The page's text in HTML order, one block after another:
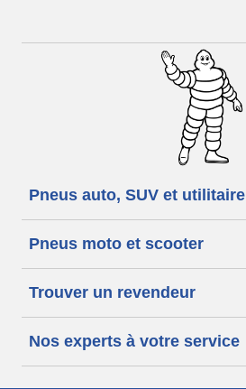
Pneus auto, SUV et utilitaire
Pneus moto et scooter
Trouver un revendeur
Nos experts à votre service